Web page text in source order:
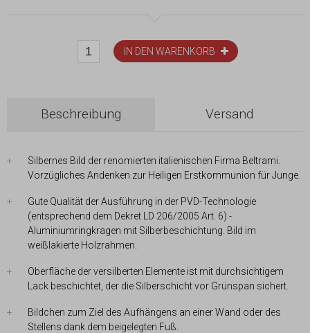
IN DEN WARENKORB
Beschreibung Versand
Silbernes Bild der renomierten italienischen Firma Beltrami.
Vorzügliches Andenken zur Heiligen Erstkommunion für Junge.
Gute Qualität der Ausführung in der PVD-Technologie
(entsprechend dem Dekret LD 206/2005 Art. 6) -
Aluminiumringkragen mit Silberbeschichtung. Bild im
weißlakierte Holzrahmen.
Oberfläche der versilberten Elemente ist mit durchsichtigem
Lack beschichtet, der die Silberschicht vor Grünspan sichert.
Bildchen zum Ziel des Aufhängens an einer Wand oder des
Stellens dank dem beigelegten Fuß.